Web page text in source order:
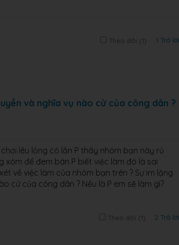
Theo dõi ( 1) 1 Trả lời
và nghĩa vụ nào cử của công dân ?
lêu lỏng có lần P thấy nhóm bạn này rủ
để đem bán P biết việc làm đó là sai
về việc làm của nhóm bạn trên ? Sự im lặng
cử của công dân ? Nếu là P em sẽ làm gì?
Theo dõi ( 1) 2 Trả lời